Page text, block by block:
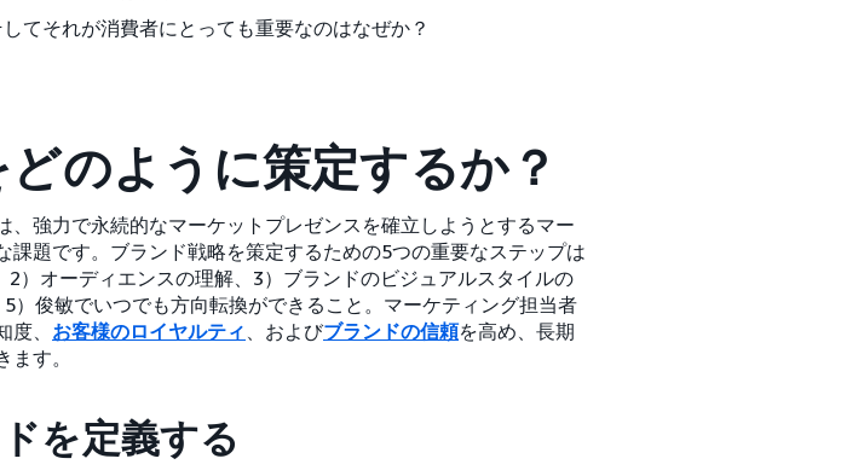
してそれが消費者にとっても重要なのはなぜか？
のように策定するか？
、強力で永続的なマーケットプレゼンスを確立しようとするマー
課題です。ブランド戦略を策定するための5つの重要なステップは
）オーディエンスの理解、3）ブランドのビジュアルスタイルの
）俊敏でいつでも方向転換ができること。マーケティング担当者
、 お客様のロイヤルティ 、およびブランドの信頼を高め、長期
す。
を定義する